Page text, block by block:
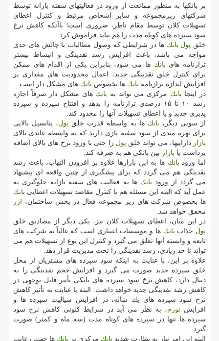
بر بانكها به منظور ممانعت از ورود در فعالیتهای سفته بازانه توسط
شركتهای زیرمجموعه و سایر اشخاص مرتبط و كنترل اعطای
تسهیلات كلان توسط مقام ناظر، ضروری است؛ باآنكه كاهش نرخ
سود سپرده های كوتاه مدت را هم نباید فراموش كرد.
خلق پول بانك ها در شرایطی كه وصول مطالبات با چالش های جدی
مواجه می باشد، باعث افزایش رشد نقدینگی و انبساط بیشتر
ترازنامه های بانك ها می شود، بنابراین یكی از اقدام های ممكن
برای كنترل خلق نقدینگی جدید، اعمال محدودیت های مقداری بر
افزایش اندازه ترازنامه بانك ها بخصوص بانك های مشكل دار است.
در اینجا بانك مركزی می تواند به بانك های مشكل دار صرفاً اجازه
رشد ۱۰ تا ۱۵ درصدی ترازنامه را بدهد و افتتاح سپرده و سپرده
پذیری جدید و یا اعطای تسهیلات آنها را محدود كند.
از سویی دیگر، بانك ها به واسطه قدرت خلق پول، پتانسیل بالایی
برای بهره مندی از سود سفته بازی دارند كه به واسطه عایدی بالای
بازار داراییها، می تواند خلق پول را حتی با ورود نرخ های بالای اضافه
برداشت یا بازار بین بانكی هم به صرفه كند.
اما ورود بانك ها به این بازارها علاوه بر افزودن التهاب، باعث رشد
نقدینگی هم می گردد كه برای پیشگیری از چنین واقعه ای پیشنهاد
می گردد از ورود بانك ها به فعالیت های سفته بازانه جلوگیری به
عمل آید كه البته این مسئله هم با كنترل مقاصد تسهیلات اعطایی بانك
ها بخصوص شركت های زیر مجموعه فعال در بخش ساختمان، ارز
محقق خواهد شد.
در این میان، اعطای تسهیلات كلان نیز، یكی دیگر از مصادیق خلق
پول جذاب بانك ها و موسسات اعتباری است كه غالباً به شركت های
تابعه و وابسته آنها تعلق می گیرد و كنترل این نوع از تسهیلات هم می
تواند تا حد زیادی، رشد نقدینگی را تحت مدیریت قرار دهد.
علاوه بر این، با عنایت به اینكه سود سپرده های مشتریان از محل
خلق سپرده جدید صورت می گیرد و افزایش حجم نقدینگی را به
دنبال دارد، كاهش نرخ سود سپرده های بانكی تأثیر قابل توجهی در
كاهش رشد نقدینگی جدید خواهد داشت. البته با عنایت به تأثیر كاهش
نرخ سود سپرده های یك ساله، در افزایش سیالیت سپرده ها و
افزایش تورم، به نظر می آید در شرایط كنونی كاهش نرخ سود
سپرده ها تنها در سپرده های كوتاه مدت (سه ماه و كمتر) صورت
گیرد.
البته این امر نیاز به نظارت شدید بانك مركزی بر بانك ها جهت رعایت